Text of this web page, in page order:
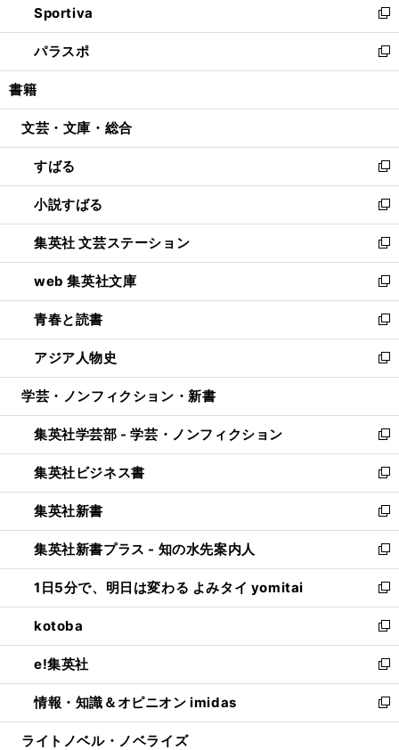
く
ド
ウ
で
開
ィ
ン
ド
ウ
開
い
ウ
ィ
ン
ウ
開
く
Sportiva
新
し
い
ウ
ン
ウ
で
開
く
パラスポ
新
し
ウ
ン
ド
ウ
で
開
く
書籍
文芸・文庫・総合
すばる
新
し
い
ウ
ィ
ン
ド
ウ
で
開
く
小説すばる
新
し
い
ウ
ィ
ン
ド
ウ
で
開
集英社 文芸ステーション
新
し
い
ウ
ィ
ン
ド
ウ
開
く
web 集英社文庫
新
し
い
ウ
ィ
ン
ウ
で
開
く
青春と読書
新
し
い
ウ
ン
ド
ウ
で
開
く
アジア人物史
新
し
ウ
ィ
ン
ド
ウ
で
開
く
学芸・ノンフィクション・新書
集英社学芸部 - 学芸・ノンフィクション
新
し
い
ウ
ィ
ン
ド
ウ
で
開
く
集英社ビジネス書
新
し
い
ウ
ィ
ン
ド
ウ
で
開
く
集英社新書
新
し
い
ウ
ィ
ン
ド
ウ
で
開
く
集英社新書プラス - 知の水先案内人
新
し
い
ウ
ィ
ン
ド
ウ
で
開
1日5分で、明日は変わる よみタイ yomitai
新
し
い
ウ
ィ
ン
ド
ウ
kotoba
新
し
い
ウ
ィ
ン
e!集英社
新
し
い
ウ
情報・知識＆オピニオン imidas
新
し
ライトノベル・ノベライズ